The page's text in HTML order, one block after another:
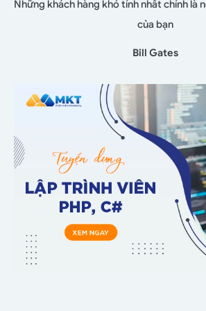
Những khách hàng khó tính nhất chính là
của bạn
Bill Gates